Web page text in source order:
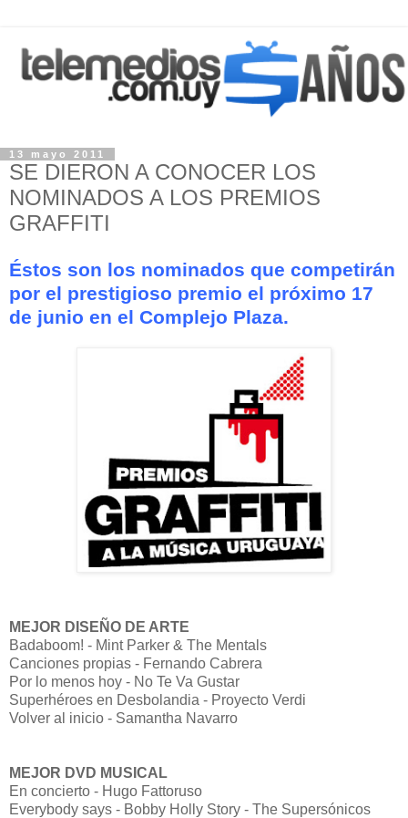
13 mayo 2011
SE DIERON A CONOCER LOS
NOMINADOS A LOS PREMIOS
GRAFFITI
Éstos son los nominados que competirán
por el prestigioso premio el próximo 17
de junio en el Complejo Plaza.
MEJOR DISEÑO DE ARTE
Badaboom! - Mint Parker & The Mentals
Canciones propias - Fernando Cabrera
Por lo menos hoy - No Te Va Gustar
Superhéroes en Desbolandia - Proyecto Verdi
Volver al inicio - Samantha Navarro
MEJOR DVD MUSICAL
En concierto - Hugo Fattoruso
Everybody says - Bobby Holly Story - The Supersónicos